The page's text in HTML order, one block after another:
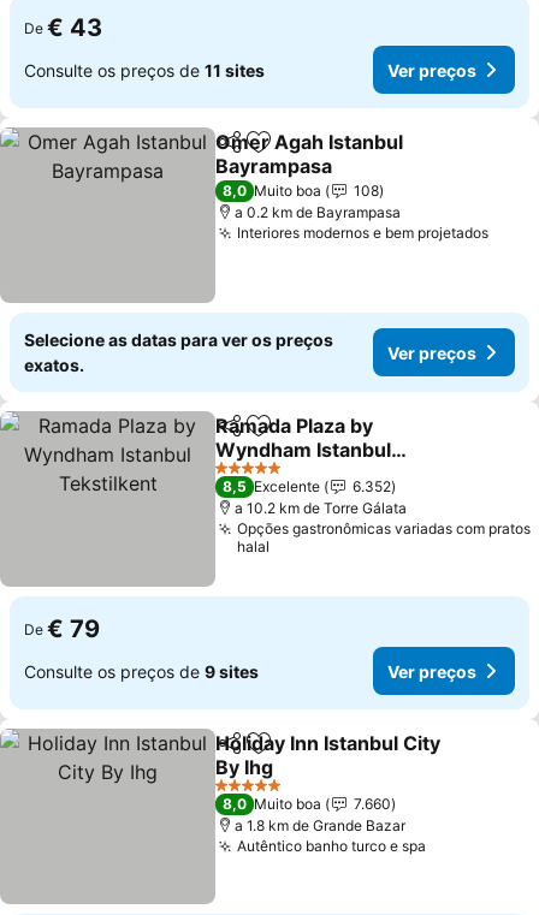
De € 43
Consulte os preços de 11 sites Ver preços
PartilharAdicionar aos favoritos
Omer Agah Istanbul
Bayrampasa
8,0 Muito boa
108
a 0.2 km de Bayrampasa
Interiores modernos e bem projetados
Selecione as datas para ver os preços
exatos.
Ver preços
PartilharAdicionar aos favoritos
Ramada Plaza by
Wyndham Istanbul
Tekstilkent
5 Estrelas
8,5 Excelente
6.352
a 10.2 km de Torre Gálata
Opções gastronômicas variadas com pratos
halal
De € 79
Consulte os preços de 9 sites Ver preços
PartilharAdicionar aos favoritos
Holiday Inn Istanbul City
By Ihg
5 Estrelas
8,0 Muito boa
7.660
a 1.8 km de Grande Bazar
Autêntico banho turco e spa